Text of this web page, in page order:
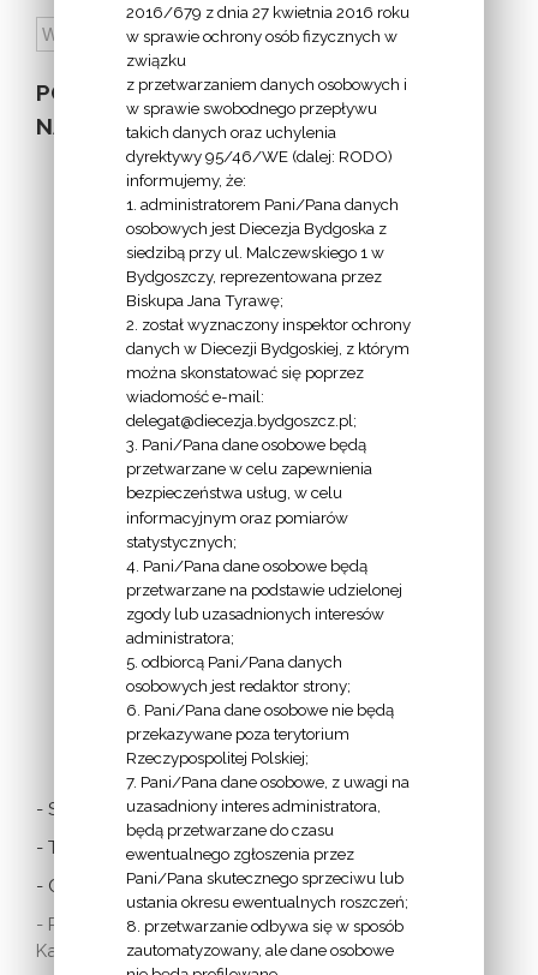
POZOSTAŁE
NA STRONIE
INFORMACJE
Z
EKAI.PL:
INFORMACJE
EPISKOPATU
POLSKI:
LINKI
- Stolica Apostolska
- Twitter Papieża
- Czytania z dnia
- Polska Misja
Katolicka:
2016/679 z dnia 27 kwietnia 2016 roku
w sprawie ochrony osób fizycznych w
związku
z przetwarzaniem danych osobowych i
w sprawie swobodnego przepływu
takich danych oraz uchylenia
dyrektywy 95/46/WE (dalej: RODO)
informujemy, że:
1. administratorem Pani/Pana danych
osobowych jest Diecezja Bydgoska z
siedzibą przy ul. Malczewskiego 1 w
Bydgoszczy, reprezentowana przez
Biskupa Jana Tyrawę;
2. został wyznaczony inspektor ochrony
danych w Diecezji Bydgoskiej, z którym
można skonstatować się poprzez
wiadomość e-mail:
delegat@diecezja.bydgoszcz.pl;
3. Pani/Pana dane osobowe będą
przetwarzane w celu zapewnienia
bezpieczeństwa usług, w celu
informacyjnym oraz pomiarów
statystycznych;
4. Pani/Pana dane osobowe będą
przetwarzane na podstawie udzielonej
zgody lub uzasadnionych interesów
administratora;
5. odbiorcą Pani/Pana danych
osobowych jest redaktor strony;
6. Pani/Pana dane osobowe nie będą
przekazywane poza terytorium
Rzeczypospolitej Polskiej;
7. Pani/Pana dane osobowe, z uwagi na
uzasadniony interes administratora,
będą przetwarzane do czasu
ewentualnego zgłoszenia przez
Pani/Pana skutecznego sprzeciwu lub
ustania okresu ewentualnych roszczeń;
8. przetwarzanie odbywa się w sposób
zautomatyzowany, ale dane osobowe